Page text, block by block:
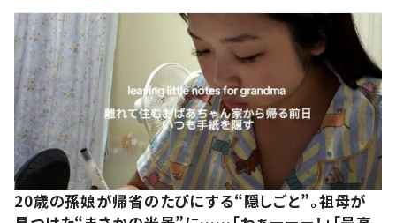
20歳の孫娘が帰省のたびにする“隠しごと”。祖母が